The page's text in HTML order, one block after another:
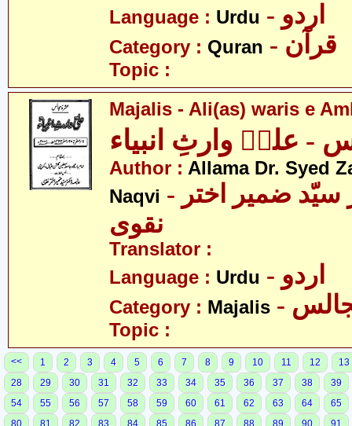
Language : Urdu - اردو
Category : Quran - قرآن
Topic :
Majalis - Ali(as) waris e
- علیؑ وارثِ انبیاء
Author : Allama Dr. Syed
Naqvi - علامہ ڈاکٹر سیّد ضمیر اختر
نقوی
Translator :
Language : Urdu - اردو
Category : Majalis
Topic :
<< 1 2 3 4 5 6 7 8 9 10 11 12
13
28
29 30 31 32 33 34 35 36 37 38
39
54
55 56 57 58 59 60 61 62 63 64
65
80
81 82 83 84 85 86 87 88 89 90
91